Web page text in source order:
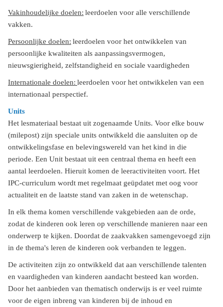
Vakinhoudelijke doelen: leerdoelen voor alle verschillende
vakken.
Persoonlijke doelen: leerdoelen voor het ontwikkelen van
persoonlijke kwaliteiten als aanpassingsvermogen,
nieuwsgierigheid, zelfstandigheid en sociale vaardigheden
Internationale doelen: leerdoelen voor het ontwikkelen van een
internationaal perspectief.
Units
Het lesmateriaal bestaat uit zogenaamde Units. Voor elke bouw
(milepost) zijn speciale units ontwikkeld die aansluiten op de
ontwikkelingsfase en belevingswereld van het kind in die
periode. Een Unit bestaat uit een centraal thema en heeft een
aantal leerdoelen. Hieruit komen de leeractiviteiten voort. Het
IPC-curriculum wordt met regelmaat geüpdatet met oog voor
actualiteit en de laatste stand van zaken in de wetenschap.
In elk thema komen verschillende vakgebieden aan de orde,
zodat de kinderen ook leren op verschillende manieren naar een
onderwerp te kijken. Doordat de zaakvakken samengevoegd zijn
in de thema's leren de kinderen ook verbanden te leggen.
De activiteiten zijn zo ontwikkeld dat aan verschillende talenten
en vaardigheden van kinderen aandacht besteed kan worden.
Door het aanbieden van thematisch onderwijs is er veel ruimte
voor de eigen inbreng van kinderen bij de inhoud en